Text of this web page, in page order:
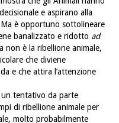
e aspirano alla
è opportuno sottolineare
banalizzato e ridotto ad
non è la ribellione animale,
che diviene
e che attira l’attenzione
un tentativo da parte
di ribellione animale per
molto probabilmente